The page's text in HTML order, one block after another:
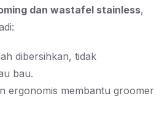
dan wastafel stainless,
dibersihkan, tidak
bau.
ergonomis membantu groomer